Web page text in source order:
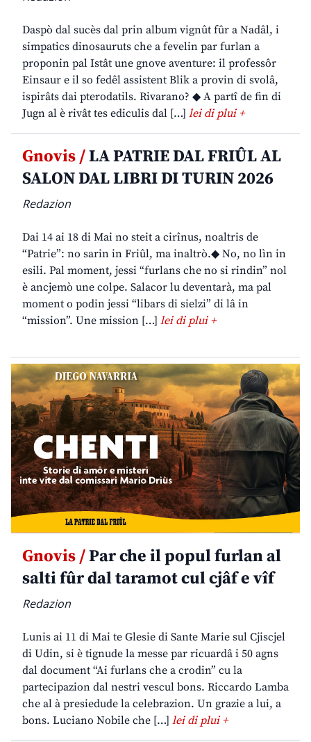
Daspò dal sucès dal prin album vignût fûr a Nadâl, i
simpatics dinosauruts che a fevelin par furlan a
proponin pal Istât une gnove aventure: il professôr
Einsaur e il so fedêl assistent Blik a provin di svolâ,
ispirâts dai pterodatils. Rivarano? ◆ A partî de fin di
Jugn al è rivât tes ediculis dal […] lei di plui +
Gnovis /LA PATRIE DAL FRIÛL AL
SALON DAL LIBRI DI TURIN 2026
Redazion
Dai 14 ai 18 di Mai no steit a cirînus, noaltris de
“Patrie”: no sarin in Friûl, ma inaltrò.◆ No, no lìn in
esili. Pal moment, jessi “furlans che no si rindin” nol
è ancjemò une colpe. Salacor lu deventarà, ma pal
moment o podin jessi “libars di sielzi” di lâ in
“mission”. Une mission […] lei di plui +
Gnovis /Par che il popul furlan al
salti fûr dal taramot cul cjâf e vîf
Redazion
Lunis ai 11 di Mai te Glesie di Sante Marie sul Cjiscjel
di Udin, si è tignude la messe par ricuardâ i 50 agns
dal document “Ai furlans che a crodin” cu la
partecipazion dal nestri vescul bons. Riccardo Lamba
che al à presiedude la celebrazion. Un grazie a lui, a
bons. Luciano Nobile che […] lei di plui +